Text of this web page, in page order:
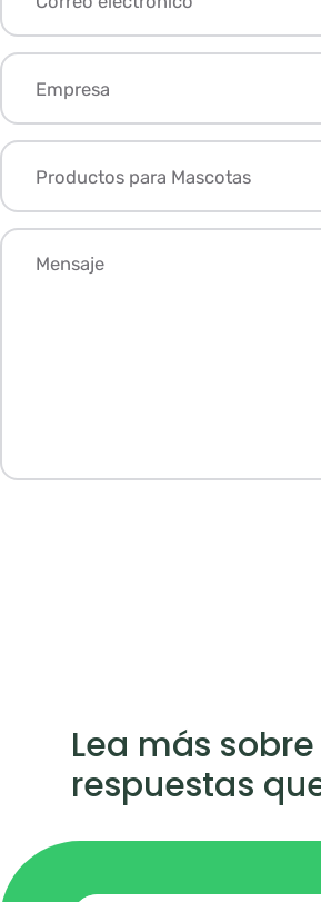
Lea más
respuestas